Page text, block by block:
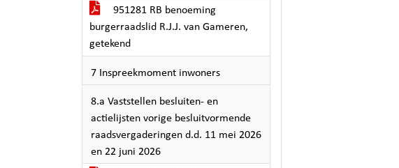
951281 RB benoeming
burgerraadslid R.J.J. van Gameren,
getekend
7 Inspreekmoment inwoners
8.a Vaststellen besluiten- en
actielijsten vorige besluitvormende
raadsvergaderingen d.d. 11 mei 2026
en 22 juni 2026